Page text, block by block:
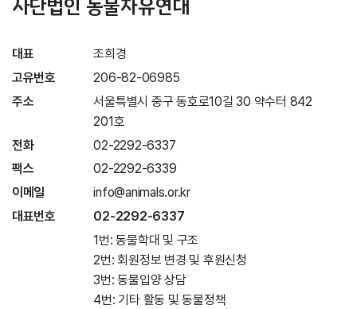
대표
조희경
고유번호
206-82-06985
주소
서울특별시 중구 동호로10길 30 약수터 842
201호
전화
02-2292-6337
팩스
02-2292-6339
이메일
info@animals.or.kr
대표번호
02-2292-6337
1번: 동물학대 및 구조
2번: 회원정보 변경 및 후원신청
3번: 동물입양 상담
4번: 기타 활동 및 동물정책